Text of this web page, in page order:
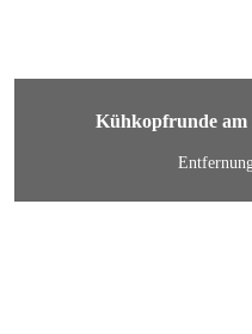
Kühkopfrunde am